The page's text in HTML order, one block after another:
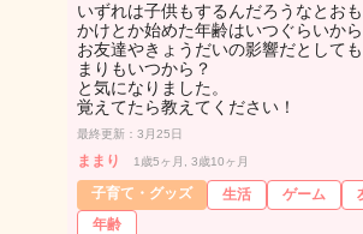
いずれは子供もするんだろうなとお
かけとか始めた年齢はいつぐらいか
お友達やきょうだいの影響だとして
まりもいつから？
と気になりました。
覚えてたら教えてください！
最終更新：3月25日
ままり 1歳5ヶ月, 3歳10ヶ月
子育て・グッズ 生活 ゲーム
年齢